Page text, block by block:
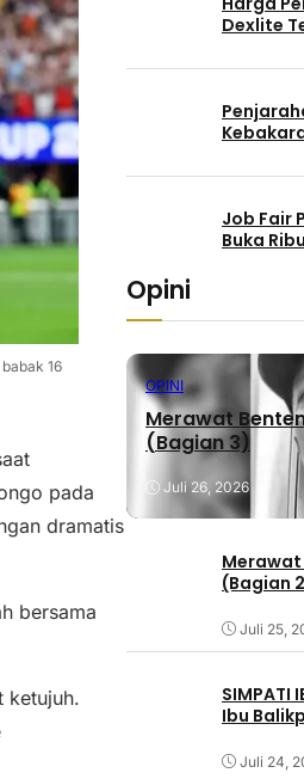
16
pada
dramatis
bersama
ketujuh.
Dexlite
Job Fair
Buka
Opini
OPINI
Merawat
(Bagian 3)
Juli 26, 2026
Merawat
(Bagian
Juli 25,
SIMPATI
Ibu
Juli 24,